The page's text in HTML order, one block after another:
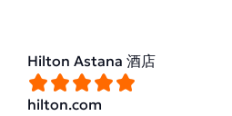
Hilton Astana 酒店
hilton.com